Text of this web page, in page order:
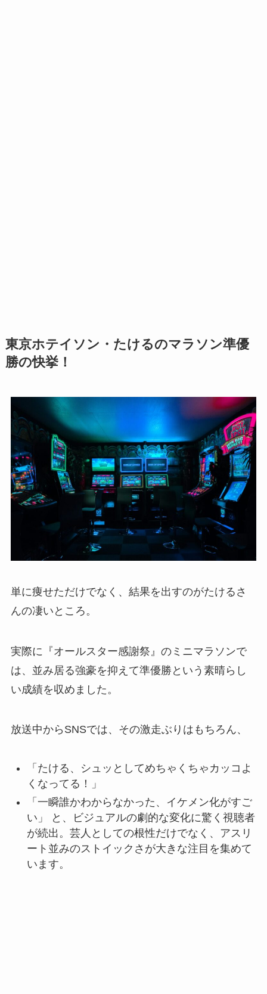
東京ホテイソン・たけるのマラソン準優
勝の快挙！
単に痩せただけでなく、結果を出すのがたけるさ
んの凄いところ。
実際に『オールスター感謝祭』のミニマラソンで
は、並み居る強豪を抑えて準優勝という素晴らし
い成績を収めました。
放送中からSNSでは、その激走ぶりはもちろん、
「たける、シュッとしてめちゃくちゃカッコよ
くなってる！」
「一瞬誰かわからなかった、イケメン化がすご
い」 と、ビジュアルの劇的な変化に驚く視聴者
が続出。芸人としての根性だけでなく、アスリ
ート並みのストイックさが大きな注目を集めて
います。